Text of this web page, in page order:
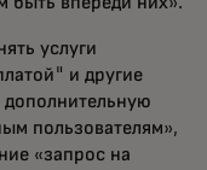
услуги
и другие
пользователям»,
«запрос на